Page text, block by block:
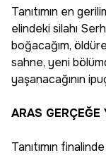
Tanıtımın en
elindeki silahı
boğacağım,
sahne, yeni
yaşanacağının
ARAS GERÇEĞE
Tanıtımın